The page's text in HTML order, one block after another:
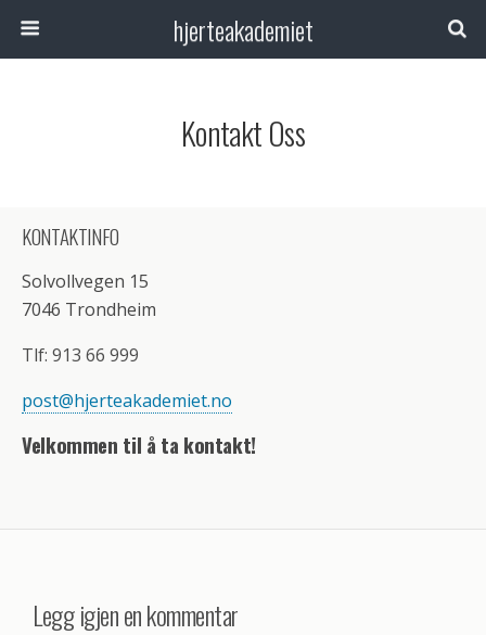
hjerteakademiet
Kontakt Oss
KONTAKTINFO
Solvollvegen 15
7046 Trondheim
Tlf: 913 66 999
post@hjerteakademiet.no
Velkommen til å ta kontakt!
Legg igjen en kommentar